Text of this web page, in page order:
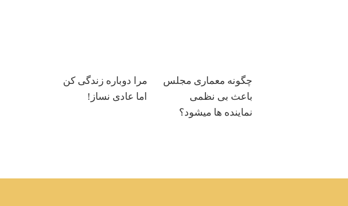
چگونه معماری مجلس
باعث بی نظمی
نماینده ها میشود؟
مرا دوباره زندگی کن
اما عادی نساز!